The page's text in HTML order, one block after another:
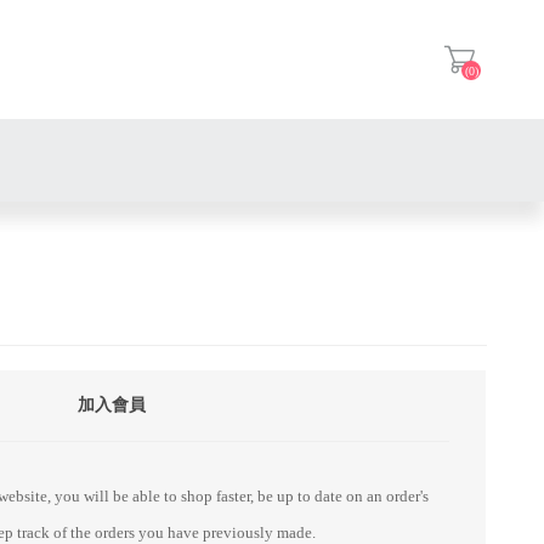
(0)
加入會員
you will be able to shop faster, be up to date on an order's
track of the orders you have previously made.